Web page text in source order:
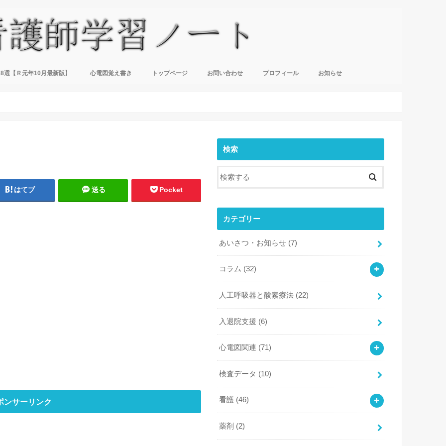
【Ｒ元年10月最新版】 心電図覚え書き トップページ お問い合わせ プロフィール お知らせ
はてブ 送る Pocket
ンサーリンク
検索
カテゴリー
あいさつ・お知らせ (7)
コラム (32)
人工呼吸器と酸素療法 (22)
入退院支援 (6)
心電図関連 (71)
検査データ (10)
看護 (46)
薬剤 (2)